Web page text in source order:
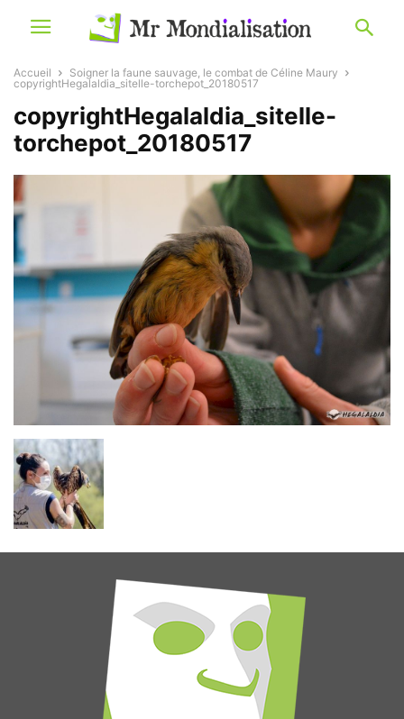
Accueil
Soigner la faune sauvage, le combat de Céline Maury
copyrightHegalaldia_sitelle-torchepot_20180517
copyrightHegalaldia_sitelle-
torchepot_20180517